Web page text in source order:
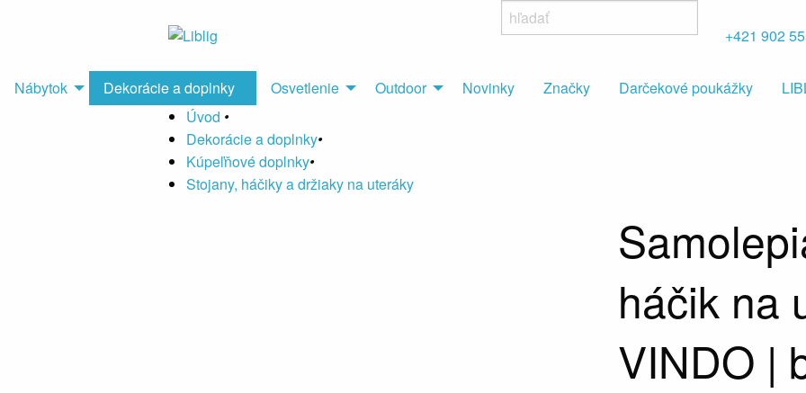
+421 902
Nábytok Dekorácie a doplnky Osvetlenie Outdoor Novinky Značky Darčekové poukážky
Úvod •
Dekorácie a doplnky•
Kúpeľňové doplnky•
Stojany, háčiky a držiaky na uteráky
háčik na
VINDO |